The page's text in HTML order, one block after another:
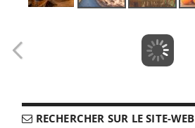
RECHERCHER SUR LE SITE-WEB